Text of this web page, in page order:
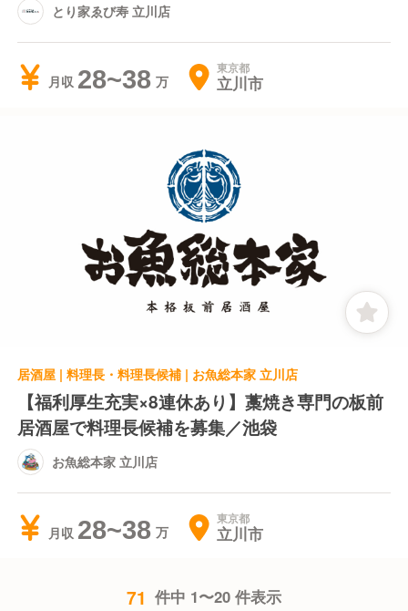
とり家ゑび寿 立川店
月収 28~38 東京都
立川市
居酒屋 | 料理長・料理長候補 | お魚総本家 立川店
【福利厚生充実×8連休あり】藁焼き専門の板前
居酒屋で料理長候補を募集／池袋
お魚総本家 立川店
月収 28~38 東京都
立川市
71 件中 1〜20 件表示